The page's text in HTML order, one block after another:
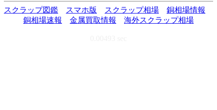
スクラップ図鑑 スマホ版 スクラップ相場
銅相場情報
銅相場速報
金属買取情報 海外スクラップ相場